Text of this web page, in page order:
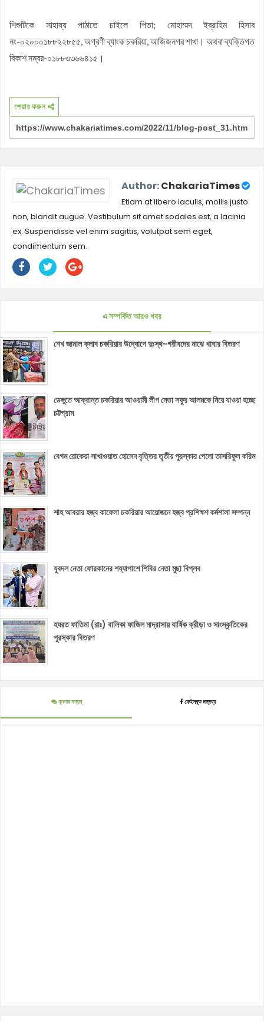
শিশুটিকে সাহায্য পাঠাতে চাইলে পিতা; মোহাম্মদ ইব্রাহিম হিসাব
নং-০২০০০১৮৮২২৮৫৫, অগ্রণী ব্যাংক চকরিয়া, আজিজনগর শাখা। অথবা ব্যক্তিগত
বিকাশ নম্বর-০১৮৮৩৩৬৬৪১৫।
শেয়ার করুন
Author:ChakariaTimes
Etiam at libero iaculis, mollis justo
non, blandit augue. Vestibulum sit amet sodales est, a lacinia
ex. Suspendisse vel enim sagittis, volutpat sem eget,
condimentum sem.
এ সম্পর্কিত আরও খবর
শেখ জামাল ক্লাব চকরিয়ার উদ্যোগে দুঃস্থ-গরীবদের মাঝে খাবার বিতরণ
ডেঙ্গুতে আক্রান্ত চকরিয়ার আওয়ামী লীগ নেতা সফুর আলমকে নিয়ে যাওয়া হচ্ছে
চট্টগ্রাম
বেগম রোকেয়া সাখাওয়াত হোসেন বৃত্তির তৃতীয় পুরস্কার পেলো তাসরিফুল করিম
শাহ আবরার হজ্ব কাফেলা চকরিয়ার আয়োজনে হজ্ব প্রশিক্ষণ কর্মশালা সম্পন্ন
যুবদল নেতা ফোরকানের শয্যাপাশে শিবির নেতা মুছা বিপ্লব
হযরত ফাতিমা (রাঃ) বালিকা ফাজিল মাদ্রাসায় বার্ষিক ক্রীড়া ও সাংস্কৃতিকের
পুরস্কার বিতরণ
ব্লগার মন্তব্ ফেইসবুক মন্তব্য